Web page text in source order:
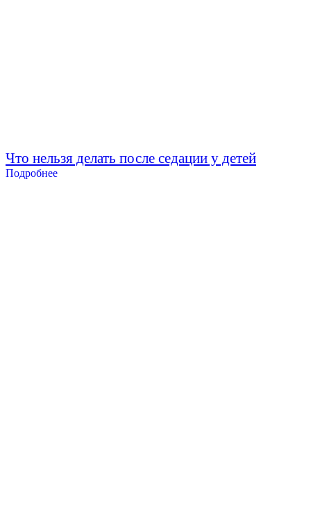
Что нельзя делать после седации у детей
Подробнее